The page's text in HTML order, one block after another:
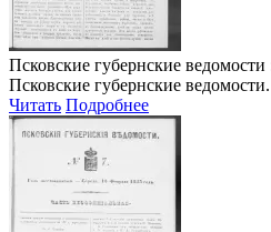
Псковские губернские ведомости
Псковские губернские
Читать Подробнее